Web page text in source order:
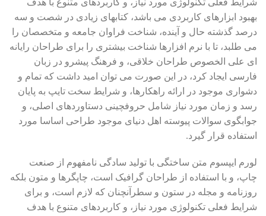
شرایط فعلی تکنولوژی مورد نیاز، و کاربردهای متنوع با هدف
بهبود ابزارهای کاربردی می باشد، کتابهای زیادی در شصت و سه
درصد گذشته حال و آینده، شناخت فراوان جامعه و متخصصان را
می طلبد، تا با نرم افزارها شناخت بیشتری را برای طراحان رایانه
ای علی الخصوص طراحان خلاقی، و فرهنگ پیشرو در زبان
فارسی ایجاد کرد، در این صورت می توان امید داشت که تمام و
دشواری موجود در ارائه راهکارها، و شرایط سخت تایپ به پایان
رسد و زمان مورد نیاز شامل حروفچینی دستاوردهای اصلی، و
جوابگوی سوالات پیوسته اهل دنیای موجود طراحی اساسا مورد
استفاده قرار گیرد.
لورم ایپسوم متن ساختگی با تولید سادگی نامفهوم از صنعت
چاپ، و با استفاده از طراحان گرافیک است، چاپگرها و متون بلکه
روزنامه و مجله در ستون و سطرآنچنان که لازم است، و برای
شرایط فعلی تکنولوژی مورد نیاز، و کاربردهای متنوع با هدف